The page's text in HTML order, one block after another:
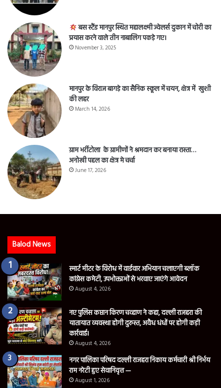
बस स्टैंड मानपुर स्थित महालक्ष्मी ज्वेलर्स दुकान में चोरी का
प्रयास करने वाले तीन नाबालिग पकड़े गए।
November 3, 2025
मानपुर के विराज बागड़े का सैनिक स्कूल में चयन, क्षेत्र में खुशी
की लहर
March 14, 2026
ग्राम भर्रीटोला के ग्रामीणों ने श्रमदान कर बनाया रास्ता…
अनोखी पहल का क्षेत्र मे चर्चा
June 17, 2026
Balod News
स्मार्ट मीटर के विरोध में वार्डवार अभियान चलाएगी ब्लॉक
कांग्रेस कमेटी, उपभोक्ताओं से भरवाए जाएंगे आवेदन
August 4, 2026
नए पुलिस कप्तान किरण चव्हाण ने कहा, दल्ली राजहरा की
यातायात व्यवस्था होगी दुरुस्त, अवैध धंधों पर होगी कड़ी
कार्रवाई।
August 4, 2026
नगर पालिका परिषद दल्ली राजहरा निकाय कर्मचारी श्री निर्भय
राम नरेटी हुए सेवानिवृत्त —
August 1, 2026